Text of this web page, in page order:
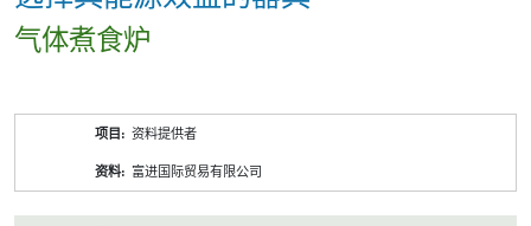
气体煮食炉
资料提供者
富进国际贸易有限公司